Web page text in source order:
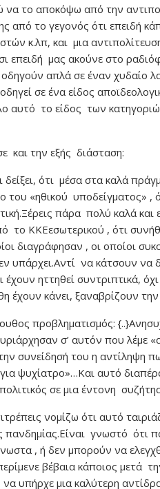
το αποκόψω από την
από το γεγονός ότι επειδή
κ.λπ, και μια
επειδή μας ακούνε στο
απλά σε έναν χυδαίο
σε ένα είδος
αυτό το είδος των
και την εξής διάσταση:
δείξει, ότι μέσα στα καλά
του «ηθικού υποδείγματος» ,
πάρα πολύ καλά
το ΚΚΕεσωτερικού , ότι
διαγράφησαν , οι οποίοι
υπάρχει.Αντί να κάτσουν
έχουν ηττηθεί συντριπτικά,
έχουν κάνει, ξαναβρίζουν την
προβληματισμός:
σ’ αυτόν που
συνείδησή του η αντίληψη
ψυχίατρο»…Και αυτό
σε μια έντονη
νομίζω ότι αυτό
γνωστό ότι
, ή δεν μπορούν να
βέβαια κάποιος μετά
υπήρχε μια καλύτερη